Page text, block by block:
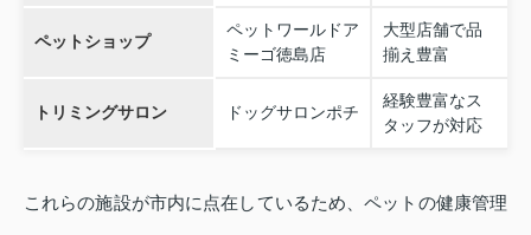
ペットショップ
ペットワールドア
ミーゴ徳島店
大型店舗で品
揃え豊富
トリミングサロン ドッグサロンポチ
経験豊富なス
タッフが対応
これらの施設が市内に点在しているため、ペットの健康管理